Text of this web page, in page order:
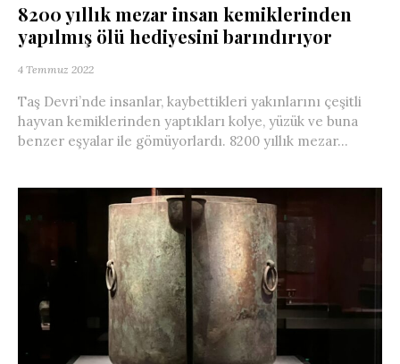
8200 yıllık mezar insan kemiklerinden
yapılmış ölü hediyesini barındırıyor
4 Temmuz 2022
Taş Devri’nde insanlar, kaybettikleri yakınlarını çeşitli
hayvan kemiklerinden yaptıkları kolye, yüzük ve buna
benzer eşyalar ile gömüyorlardı. 8200 yıllık mezar...